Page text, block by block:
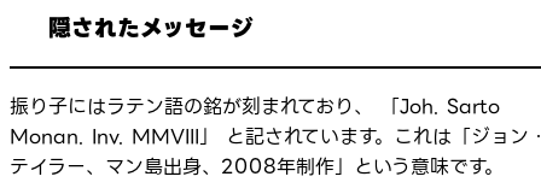
隠されたメッセージ
振り子にはラテン語の銘が刻まれており、 「Joh. Sarto
Monan. Inv. MMVIII」 と記されています。これは「ジョン
テイラー、マン島出身、2008年制作」という意味です。